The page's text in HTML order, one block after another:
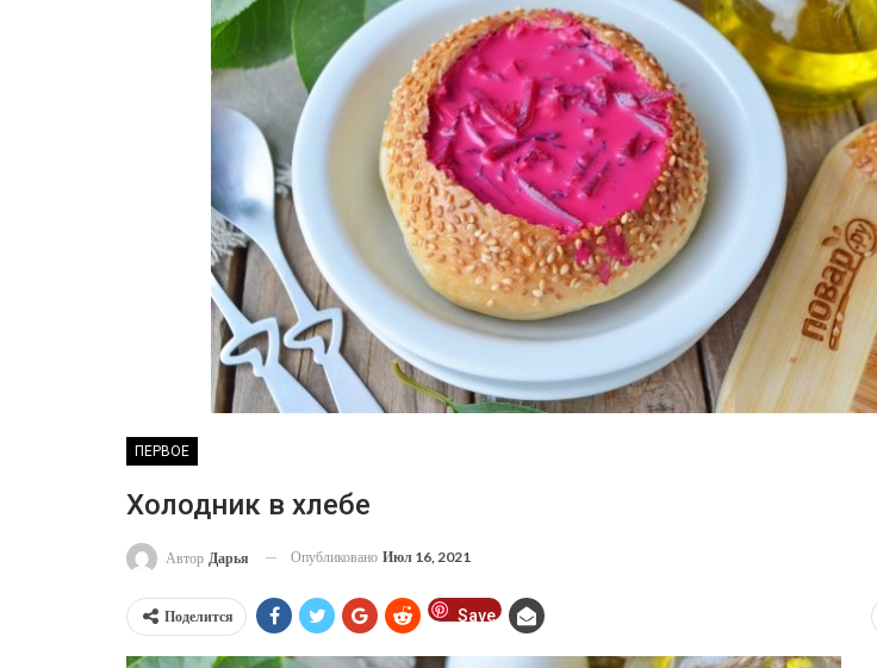
ПЕРВОЕ
Холодник в хлебе
Автор Дарья Опубликовано Июл 16, 2021
Поделится Save